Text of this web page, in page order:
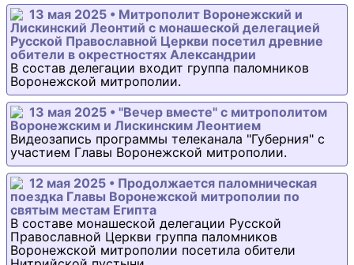
13 мая 2025 • Митрополит Воронежский и
Лискинский Леонтий с монашеской делегацией
Русской Православной Церкви посетил древние
обители в окрестностях Александрии
В состав делегации входит группа паломников
Воронежской митрополии.
13 мая 2025 • "Вечер вместе" с митрополитом
Воронежским и Лискинским Леонтием
Видеозапись программы телеканала "Губерния" с
участием Главы Воронежской митрополии.
12 мая 2025 • Продолжается паломническая
поездка Главы Воронежской митрополии по
святым местам Египта
В составе монашеской делегации Русской
Православной Церкви группа паломников
Воронежской митрополии посетила обители